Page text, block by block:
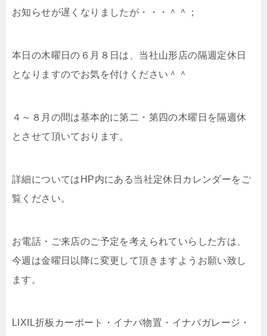
お知らせが遅くなりましたが・・・＾＾；
本日の木曜日の６月８日は、当社山形店の隔週定休日
となりますのでお気を付けください＾＾
４～８月の間は基本的に第二・第四の木曜日を隔週休
とさせて頂いております。
詳細についてはHP内にある当社定休日カレンダーをご
覧ください。
お電話・ご来店のご予定を考えられていらした方は、
今週は金曜日以降に変更して頂きますようお願い致し
ます。
LIXIL折板カーポート・イナバ物置・イナバガレージ・